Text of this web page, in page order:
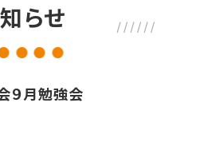
らせ
９月勉強会